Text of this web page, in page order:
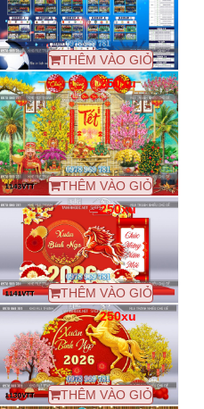
THÊM VÀO GIỎ
250xu
THÊM VÀO GIỎ
250xu
THÊM VÀO GIỎ
250xu
THÊM VÀO GIỎ